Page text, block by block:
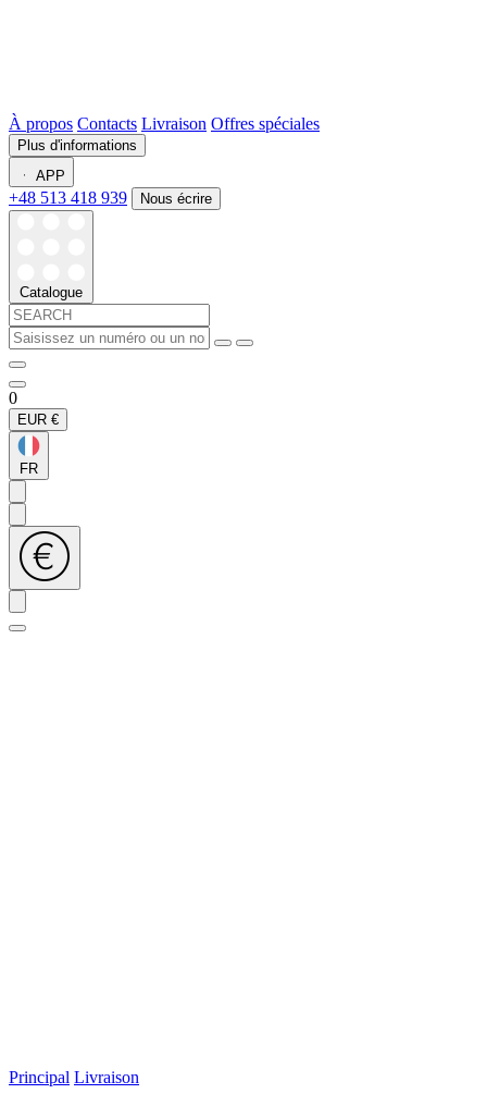
À propos Contacts Livraison Offres spéciales
Plus d'informations
APP
+48 513 418 939 Nous écrire
Catalogue
0
EUR €
FR
Principal Livraison